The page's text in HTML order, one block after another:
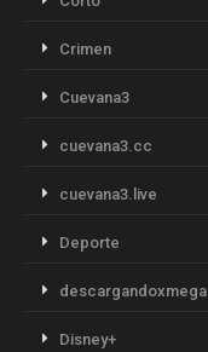
Crimen
Cuevana3
cuevana3.cc
cuevana3.live
Deporte
descargandoxmega
Disney+